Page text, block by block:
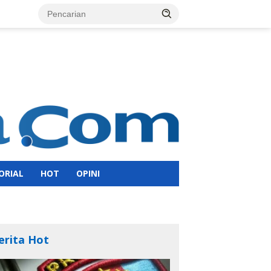
HOT OPINI
Hot